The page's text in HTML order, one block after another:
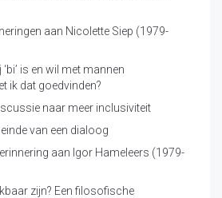
aan Nicolette Siep (1979-
is en wil met mannen
ik dat goedvinden?
naar meer inclusiviteit
van een dialoog
aan Igor Hameleers (1979-
zijn? Een filosofische